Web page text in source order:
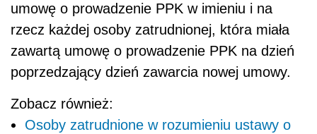
umowę o prowadzenie PPK w imieniu i na
rzecz każdej osoby zatrudnionej, która miała
zawartą umowę o prowadzenie PPK na dzień
poprzedzający dzień zawarcia nowej umowy.
Zobacz również:
Osoby zatrudnione w rozumieniu ustawy o